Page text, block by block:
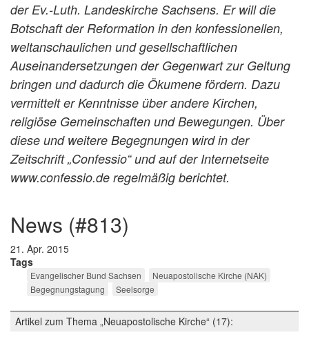
der Ev.-Luth. Landeskirche Sachsens. Er will die
Botschaft der Reformation in den konfessionellen,
weltanschaulichen und gesellschaftlichen
Auseinandersetzungen der Gegenwart zur Geltung
bringen und dadurch die Ökumene fördern. Dazu
vermittelt er Kenntnisse über andere Kirchen,
religiöse Gemeinschaften und Bewegungen. Über
diese und weitere Begegnungen wird in der
Zeitschrift „Confessio“ und auf der Internetseite
www.confessio.de regelmäßig berichtet.
news (#813)
21. Apr. 2015
Tags
Evangelischer Bund Sachsen
Neuapostolische Kirche (NAK)
Begegnungstagung
Seelsorge
Artikel zum Thema „Neuapostolische Kirche“ (17):